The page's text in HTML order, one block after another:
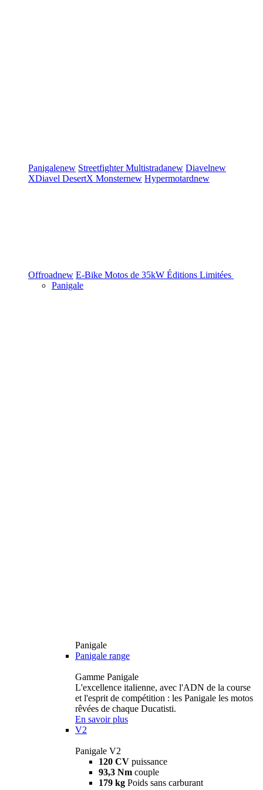
Panigalenew StreetfighterMultistradanew Diavelnew
XDiavel DesertX Monsternew Hypermotardnew
Offroadnew E-Bike Motos de 35kW Éditions Limitées
Panigale
Panigale
Panigale range
Gamme Panigale
L'excellence italienne, avec l'ADN de la course
et l'esprit de compétition : les Panigale les motos
rêvées de chaque Ducatisti.
En savoir plus
V2
Panigale V2
120 CV puissance
93,3 Nm couple
179 kg Poids sans carburant